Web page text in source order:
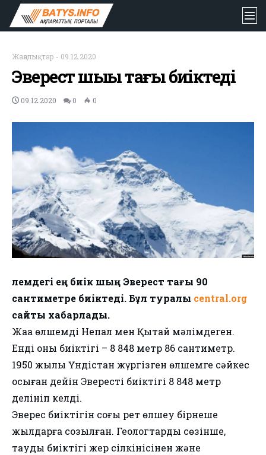
Жаңалықтар - 09.12.2020
Эверест шыңы тағы биіктеді
09.12.2020 0 0
Әлемдегі ең биік шың Эверест тағы 90
сантиметре биіктеді. Бұл туралы central.org
сайты хабарлады.
Жаңа өлшемді Непал мен Қытай мәлімдеген.
Енді оның биіктігі – 8 848 метр 86 сантиметр.
1950 жылы Үндістан жүргізген өлшемге сәйкес
осыған дейін Эверестің биіктігі 8 848 метр
делініп келді.
Эверес биіктігін соңғы рет өлшеу бірнеше
жылдарға созылған. Геологтардың сөзінше,
таудың биіктігі жер сілкінісінен және